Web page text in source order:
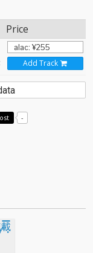
Price
Add Track
-